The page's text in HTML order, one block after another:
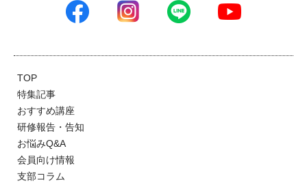
TOP
特集記事
おすすめ講座
研修報告・告知
お悩みQ&A
会員向け情報
支部コラム